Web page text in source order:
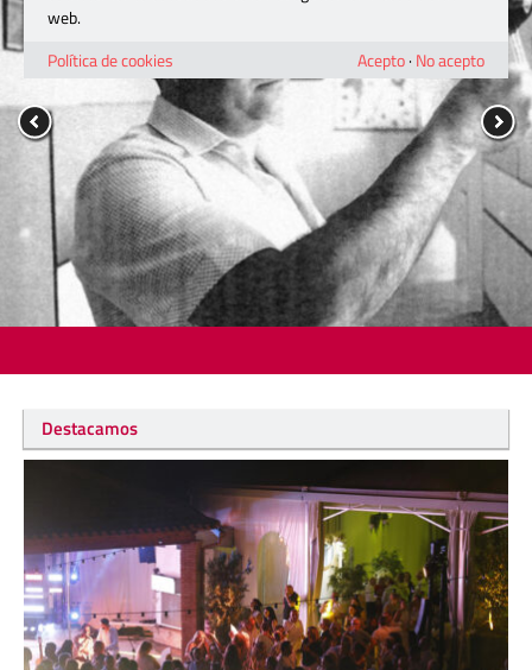
Destacamos
web.
Política de cookies
Acepto· No acepto